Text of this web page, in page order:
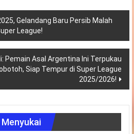
Gelandang Baru Persib Malah
League!
Pemain Asal Argentina Ini Terpukau
Siap Tempur di Super League
2025/2026!